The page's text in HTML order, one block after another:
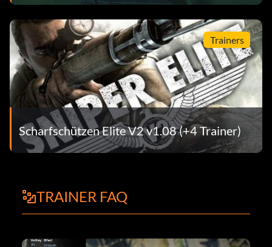
Trainers
Scharfschützen Elite V2 v1.08 (+4 Trainer)
TRAINER FAQ